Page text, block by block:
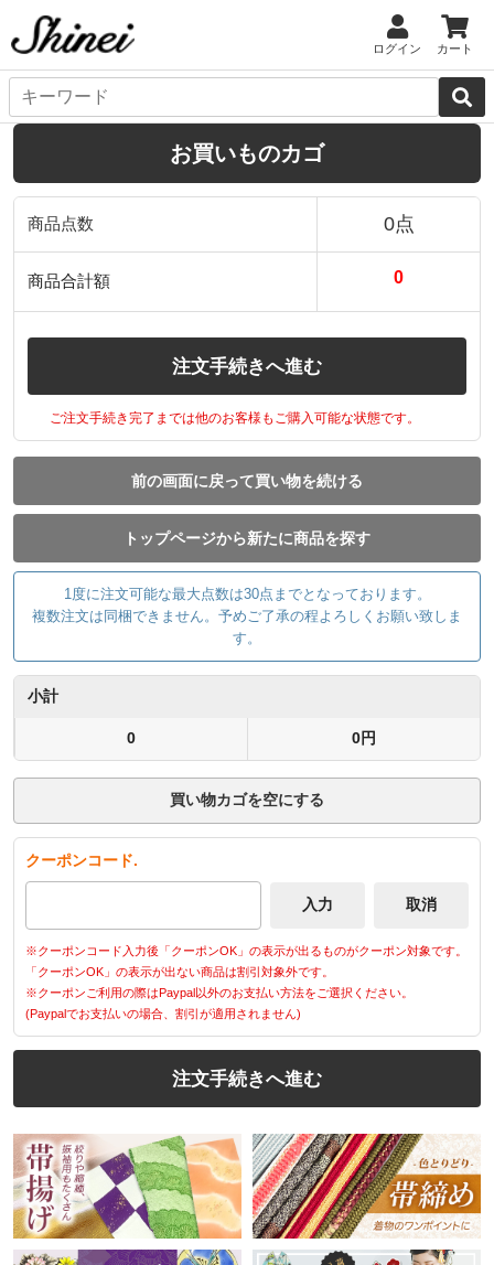
ログイン カート
お買いものカゴ
商品点数 0点
商品合計額 0
注文手続きへ進む
ご注文手続き完了までは他のお客様もご購入可能な状態です。
前の画面に戻って買い物を続ける
トップページから新たに商品を探す
1度に注文可能な最大点数は30点までとなっております。
複数注文は同梱できません。予めご了承の程よろしくお願い致しま
す。
小計
0 0円
買い物カゴを空にする
クーポンコード.
※クーポンコード入力後「クーポンOK」の表示が出るものがクーポン対象です。
「クーポンOK」の表示が出ない商品は割引対象外です。
※クーポンご利用の際はPaypal以外のお支払い方法をご選択ください。
(Paypalでお支払いの場合、割引が適用されません)
注文手続きへ進む